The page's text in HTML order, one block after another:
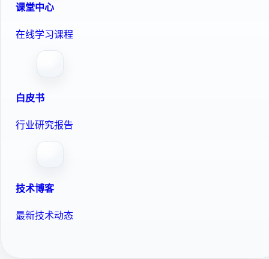
课堂中心
在线学习课程
白皮书
行业研究报告
技术博客
最新技术动态